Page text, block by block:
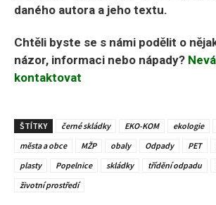
daného autora a jeho textu.
Chtěli byste se s námi podělit o
názor, informaci nebo nápady?
kontaktovat
ŠTÍTKY černé skládky EKO-KOM ekologie
města a obce
MŽP obaly Odpady PET
plasty
Popelnice skládky třídění odpadu
životní prostředí